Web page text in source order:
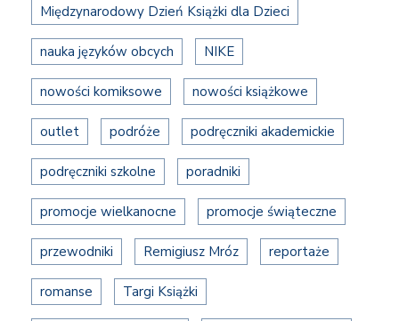
Międzynarodowy Dzień Książki dla Dzieci
nauka języków obcych NIKE
nowości komiksowe nowości książkowe
outlet podróże podręczniki akademickie
podręczniki szkolne poradniki
promocje wielkanocne promocje świąteczne
przewodniki Remigiusz Mróz reportaże
romanse Targi Książki